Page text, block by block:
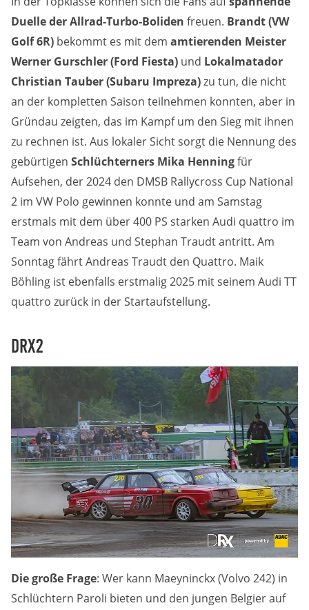
Duelle der Allrad-Turbo-Boliden freuen. Brandt (VW
Golf 6R) bekommt es mit dem amtierenden Meister
Werner Gurschler (Ford Fiesta) und Lokalmatador
Christian Tauber (Subaru Impreza)zu tun, die nicht
an der kompletten Saison teilnehmen konnten, aber in
Gründau zeigten, das im Kampf um den Sieg mit ihnen
zu rechnen ist. Aus lokaler Sicht sorgt die Nennung des
gebürtigen Schlüchterners Mika Henningfür
Aufsehen, der 2024 den DMSB Rallycross Cup National
2 im VW Polo gewinnen konnte und am Samstag
erstmals mit dem über 400 PS starken Audi quattro im
Team von Andreas und Stephan Traudt antritt. Am
Sonntag fährt Andreas Traudt den Quattro. Maik
Böhling ist ebenfalls erstmalig 2025 mit seinem Audi TT
quattro zurück in der Startaufstellung.
DRX2
Die große Frage: Wer kann Maeyninckx (Volvo 242) in
Schlüchtern Paroli bieten und den jungen Belgier auf
Anbieter:
Google LLC
Zweck:
Diese Cookies dienen zur Erhebung von Statistiken zur
Website-Nutzung.
Cookie Laufzeit:
24 Monate
Medien & externe Dienste
Um Inhalte von Videoplattformen und weiteren externen
Diensten anzeigen zu können, werden von diesen ggf.
Cookies gesetzt. Die Einbindung kann bei Bedarf einzeln
aktiviert werden.
YouTube
Cookies, die ggf. zur Einbettung und Bereitstellung
von Videos auf unserer Website gesetzt werden.
Google Maps
Anbieter:
Google LLC
Zweck:
Cookies, die ggf. zur Einbettung und Bereitstellung
von interaktiven Karten auf unserer Website gesetzt
werden.